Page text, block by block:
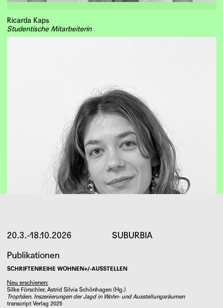
Ricarda Kaps
Studentische Mitarbeiterin
20.3.-18.10.2026
SUBURBIA
Publikationen
SCHRIFTENREIHE WOHNEN+/-AUSSTELLEN
Neu erschienen:
Silke Förschler, Astrid Silvia Schönhagen (Hg.)
Trophäen. Inszenierungen der Jagd in Wohn- und Ausstellungsräumen
transcript Verlag 2025